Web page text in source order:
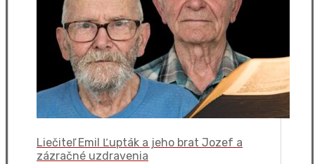
Liečiteľ Emil Ľupták a jeho brat Jozef a
zázračné uzdravenia